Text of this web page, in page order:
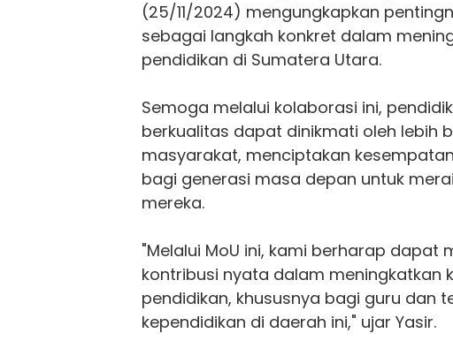
(25/11/2024) mengungkapkan
sebagai langkah konkret dalam
pendidikan di Sumatera Utara.
Semoga melalui kolaborasi ini,
berkualitas dapat dinikmati oleh lebih
masyarakat, menciptakan
bagi generasi masa depan untuk
mereka.
"Melalui MoU ini, kami berharap dapat
kontribusi nyata dalam meningkatkan
pendidikan, khususnya bagi guru dan
kependidikan di daerah ini," ujar Yasir.